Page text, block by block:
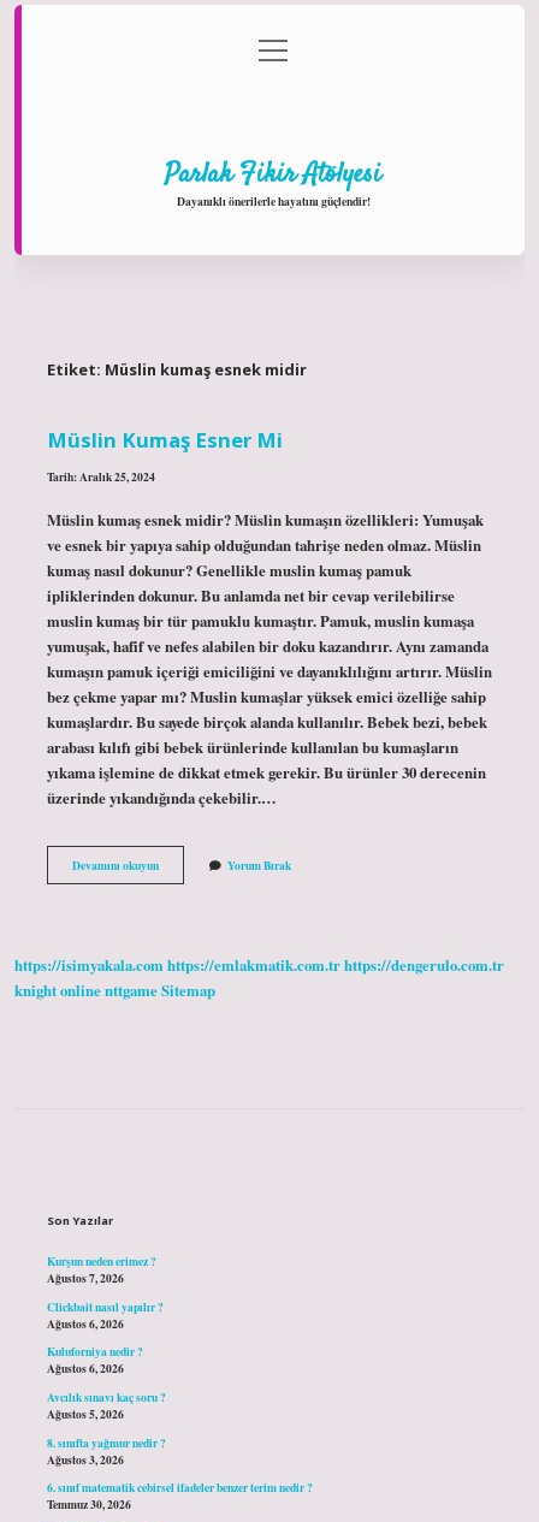
Gizlilik Politikası
menüyü
aç
Parlak Fikir Atölyesi
Dayanıklı önerilerle hayatını güçlendir!
Etiket: Müslin kumaş esnek midir
Müslin Kumaş Esner Mi
Tarih: Aralık 25, 2024
Müslin kumaş esnek midir? Müslin kumaşın özellikleri: Yumuşak
ve esnek bir yapıya sahip olduğundan tahrişe neden olmaz. Müslin
kumaş nasıl dokunur? Genellikle muslin kumaş pamuk
ipliklerinden dokunur. Bu anlamda net bir cevap verilebilirse
muslin kumaş bir tür pamuklu kumaştır. Pamuk, muslin kumaşa
yumuşak, hafif ve nefes alabilen bir doku kazandırır. Aynı zamanda
kumaşın pamuk içeriği emiciliğini ve dayanıklılığını artırır. Müslin
bez çekme yapar mı? Muslin kumaşlar yüksek emici özelliğe sahip
kumaşlardır. Bu sayede birçok alanda kullanılır. Bebek bezi, bebek
arabası kılıfı gibi bebek ürünlerinde kullanılan bu kumaşların
yıkama işlemine de dikkat etmek gerekir. Bu ürünler 30 derecenin
üzerinde yıkandığında çekebilir.…
Devamını okuyunMüslin
Kumaş
Yorum Bırak
https://isimyakala.comhttps://emlakmatik.com.trhttps://dengerulo.com.tr
knight onlinenttgameSitemap
Son Yazılar
Kurşun neden erimez ?
Ağustos 7, 2026
Clickbait nasıl yapılır ?
Ağustos 6, 2026
Kuluforniya nedir ?
Ağustos 6, 2026
Avcılık sınavı kaç soru ?
Ağustos 5, 2026
8. sınıfta yağmur nedir ?
Ağustos 3, 2026
6. sınıf matematik cebirsel ifadeler benzer terim nedir ?
Temmuz 30, 2026